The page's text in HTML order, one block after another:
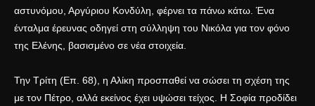
αστυνόμου, Αργύριου Κονδύλη, φέρνει τα πάνω κάτω. Ένα
ένταλμα έρευνας οδηγεί στη σύλληψη του Νικόλα για τον φόνο
της Ελένης, βασισμένο σε νέα στοιχεία.
Την Τρίτη (Επ. 68), η Αλίκη προσπαθεί να σώσει τη σχέση της
με τον Πέτρο, αλλά εκείνος έχει υψώσει τείχος. Η Σοφία προδίδει